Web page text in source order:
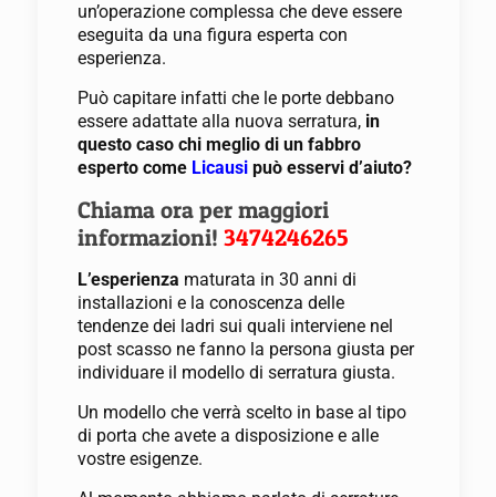
un’operazione complessa che deve essere
eseguita da una figura esperta con
esperienza.
Può capitare infatti che le porte debbano
essere adattate alla nuova serratura, in
questo caso chi meglio di un fabbro
esperto come Licausipuò esservi d’aiuto?
Chiama ora per maggiori
informazioni! 3474246265
L’esperienza maturata in 30 anni di
installazioni e la conoscenza delle
tendenze dei ladri sui quali interviene nel
post scasso ne fanno la persona giusta per
individuare il modello di serratura giusta.
Un modello che verrà scelto in base al tipo
di porta che avete a disposizione e alle
vostre esigenze.